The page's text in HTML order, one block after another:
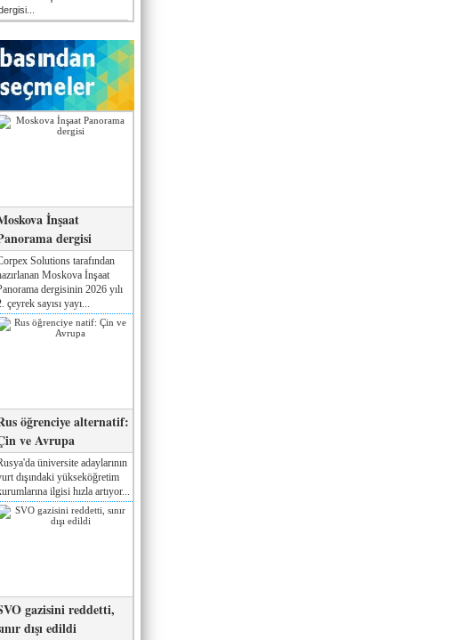
İnşaat
dergisi
Solutions tarafından
Moskova İnşaat
dergisinin 2026 yılı
çeyrek sayısı yayı...
öğrenciye alternatif:
ve Avrupa
üniversite adaylarının
dışındaki yükseköğretim
ilgisi hızla artıyor...
gazisini reddetti,
dışı edildi